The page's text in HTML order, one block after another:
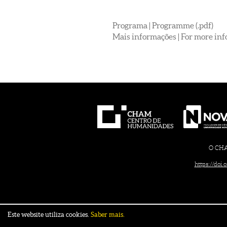
Programa | Programme (.pdf)
Mais informações | For more
O
https://
Este website utiliza cookies. Saber mais.